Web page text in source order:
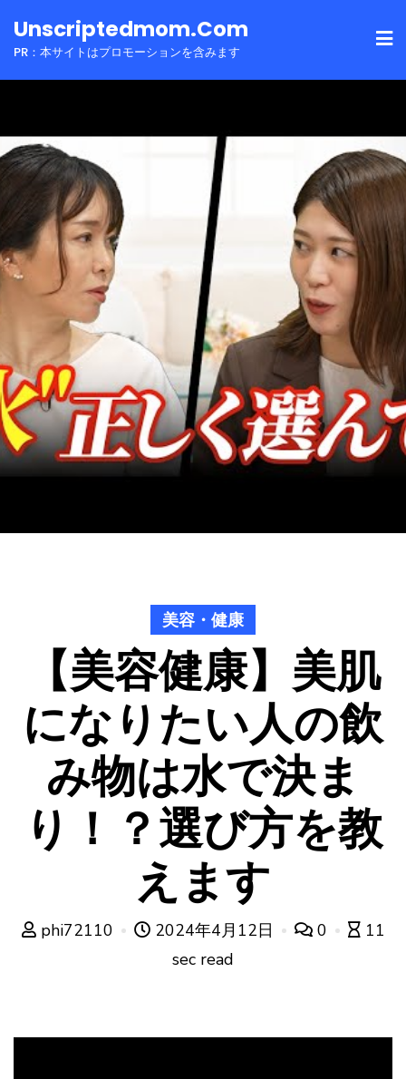
toUnscriptedmom.com
PR：本サイトはプロモーションを含みます
美容・健康
【美容健康】美肌
になりたい人の飲
み物は水で決ま
り！？選び方を教
えます
phi72110 2024年4月12日 0
11
sec read